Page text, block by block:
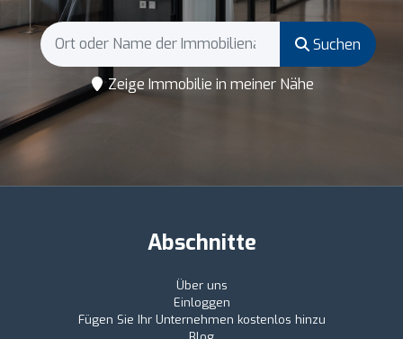
Suchen
Zeige Immobilie in meiner Nähe
Abschnitte
Über uns
Einloggen
Fügen Sie Ihr Unternehmen kostenlos hinzu